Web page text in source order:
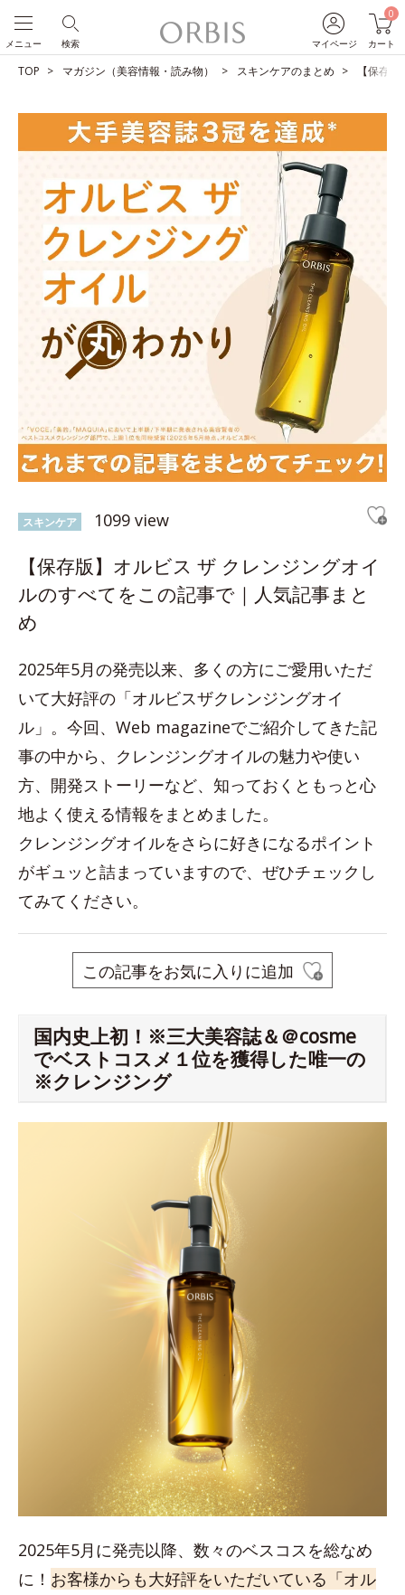
マイページ
0
カート
検索
メニュー
TOP マガジン（美容情報・読み物） スキンケアのまとめ 【保存
スキンケア 1099 view
【保存版】オルビス ザ クレンジングオイ
ルのすべてをこの記事で｜人気記事まと
め
2025年5月の発売以来、多くの方にご愛用いただ
いて大好評の「オルビスザクレンジングオイ
ル」。今回、Web magazineでご紹介してきた記
事の中から、クレンジングオイルの魅力や使い
方、開発ストーリーなど、知っておくともっと心
地よく使える情報をまとめました。
クレンジングオイルをさらに好きになるポイント
がギュッと詰まっていますので、ぜひチェックし
てみてください。
この記事をお気に入りに追加
国内史上初！※三大美容誌＆＠cosme
でベストコスメ１位を獲得した唯一の
※クレンジング
2025年5月に発売以降、数々のベスコスを総なめ
に！ お客様からも大好評をいただいている「オル